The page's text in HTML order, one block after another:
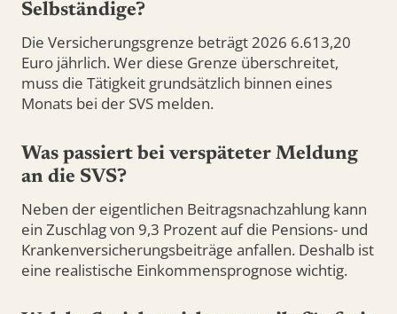
Selbständige?
Die Versicherungsgrenze beträgt 2026 6.613,20
Euro jährlich. Wer diese Grenze überschreitet,
muss die Tätigkeit grundsätzlich binnen eines
Monats bei der SVS melden.
Was passiert bei verspäteter Meldung
an die SVS?
Neben der eigentlichen Beitragsnachzahlung kann
ein Zuschlag von 9,3 Prozent auf die Pensions- und
Krankenversicherungsbeiträge anfallen. Deshalb ist
eine realistische Einkommensprognose wichtig.